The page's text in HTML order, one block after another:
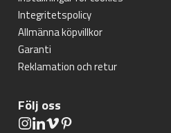
Integritetspolicy
Allmänna köpvillkor
Garanti
Reklamation och retur
Följ oss